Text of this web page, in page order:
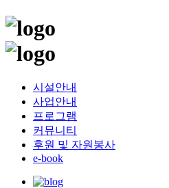
시설안내
사업안내
프로그램
커뮤니티
후원 및 자원봉사
e-book